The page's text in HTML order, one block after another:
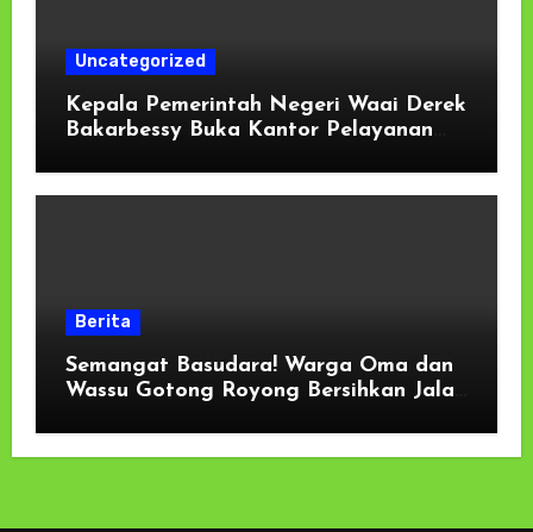
Uncategorized
Kepala Pemerintah Negeri Waai Derek
Bakarbessy Buka Kantor Pelayanan
Berita
Semangat Basudara! Warga Oma dan
Wassu Gotong Royong Bersihkan Jalan